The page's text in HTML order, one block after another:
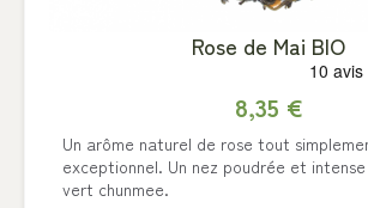
Rose de Mai BIO
8,35 €
Un arôme naturel de rose tout
exceptionnel. Un nez poudrée et
vert chunmee.